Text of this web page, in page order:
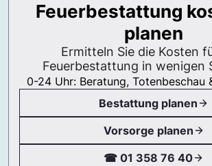
Feuerbestattung
planen
Ermitteln Sie die Kosten
Feuerbestattung in wenigen
0-24 Uhr: Beratung, Totenbeschau
Bestattung planen
Vorsorge planen
☎ 01 358 76 40